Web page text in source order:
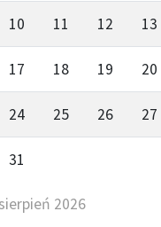
sierpień 2026
10 11 12 13
17 18 19 20
24 25 26 27
31